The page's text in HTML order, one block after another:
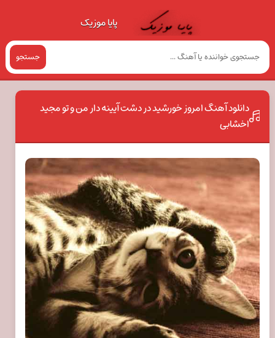
پایا موزیک
جستجو
دانلود آهنگ امروز خورشید در دشت آیینه دار من و تو مجید
اخشابی